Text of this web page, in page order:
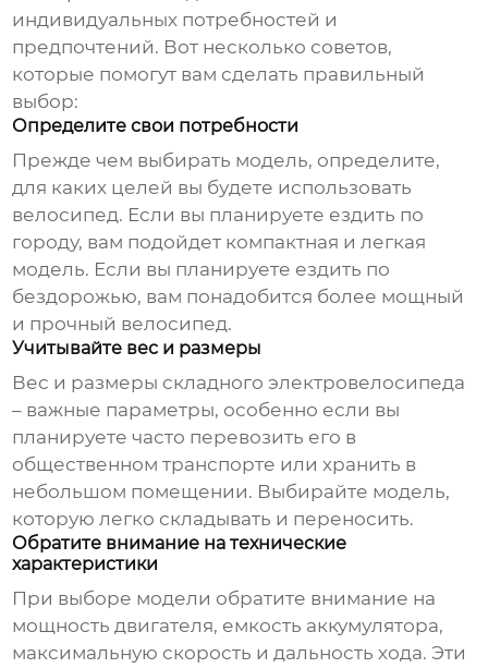
индивидуальных потребностей и
предпочтений. Вот несколько советов,
которые помогут вам сделать правильный
выбор:
Определите свои потребности
Прежде чем выбирать модель, определите,
для каких целей вы будете использовать
велосипед. Если вы планируете ездить по
городу, вам подойдет компактная и легкая
модель. Если вы планируете ездить по
бездорожью, вам понадобится более мощный
и прочный велосипед.
Учитывайте вес и размеры
Вес и размеры складного электровелосипеда
– важные параметры, особенно если вы
планируете часто перевозить его в
общественном транспорте или хранить в
небольшом помещении. Выбирайте модель,
которую легко складывать и переносить.
Обратите внимание на технические
характеристики
При выборе модели обратите внимание на
мощность двигателя, емкость аккумулятора,
максимальную скорость и дальность хода. Эти